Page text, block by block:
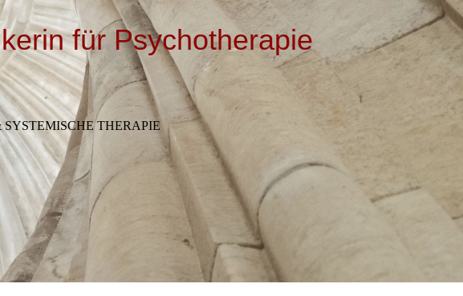
für Psychotherapie
THERAPIE